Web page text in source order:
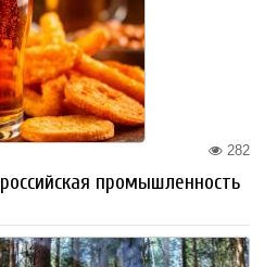
282
промышленность